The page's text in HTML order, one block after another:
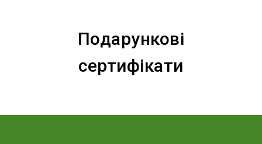
Подарункові
сертифікати